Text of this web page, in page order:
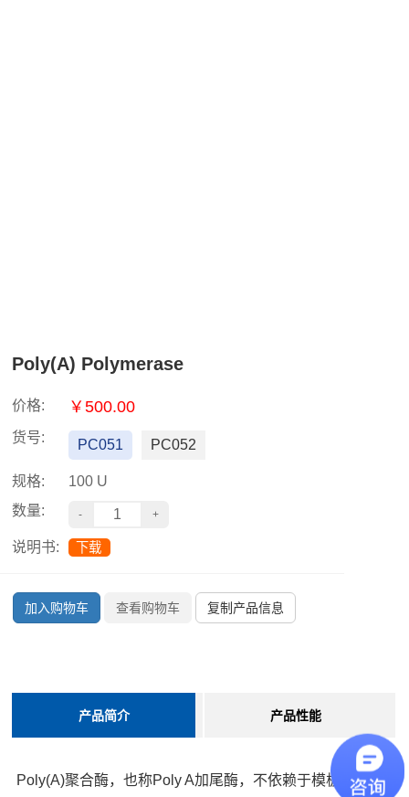
Poly(A) Polymerase
价格: ￥500.00
货号: PC051 PC052
规格:
100 U
数量:
说明书: 下载
加入购物车 查看购物车 复制产品信息
产品简介 产品性能
Poly(A)聚合酶，也称Poly A加尾酶，不依赖于模板的方式